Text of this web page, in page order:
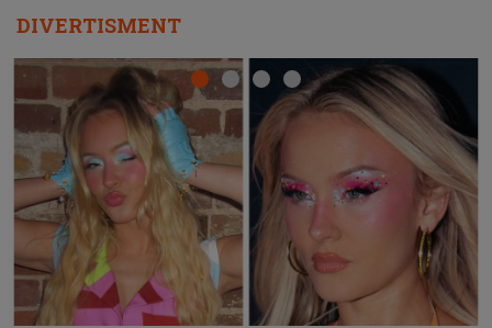
DIVERTISMENT